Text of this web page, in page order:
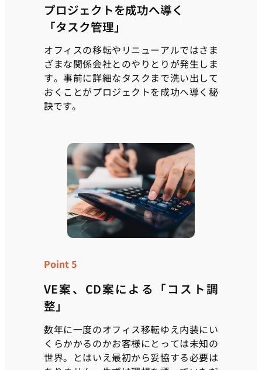
プロジェクトを成功へ導く
「タスク管理」
オフィスの移転やリニューアルではさま
ざまな関係会社とのやりとりが発生しま
す。事前に詳細なタスクまで洗い出して
おくことがプロジェクトを成功へ導く秘
訣です。
Point 5
VE案、CD案による「コスト調
整」
数年に一度のオフィス移転ゆえ内装にい
くらかかるのかお客様にとっては未知の
世界。とはいえ最初から妥協する必要は